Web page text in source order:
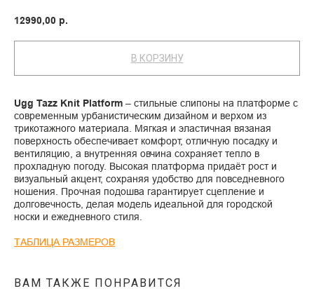
12990,00 р.
В КОРЗИНУ
Ugg Tazz Knit Platform – стильные слипоны на платформе с
современным урбанистическим дизайном и верхом из
трикотажного материала. Мягкая и эластичная вязаная
поверхность обеспечивает комфорт, отличную посадку и
вентиляцию, а внутренняя овчина сохраняет тепло в
прохладную погоду. Высокая платформа придаёт рост и
визуальный акцент, сохраняя удобство для повседневного
ношения. Прочная подошва гарантирует сцепление и
долговечность, делая модель идеальной для городской
носки и ежедневного стиля.
ТАБЛИЦА РАЗМЕРОВ
ВАМ ТАКЖЕ ПОНРАВИТСЯ